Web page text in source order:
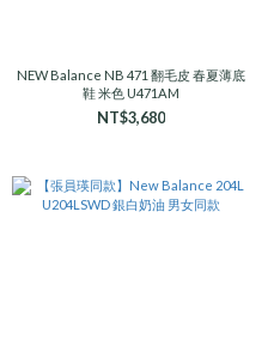
NEW Balance NB 471 翻毛皮 春夏薄底
鞋 米色 U471AM
NT$3,680